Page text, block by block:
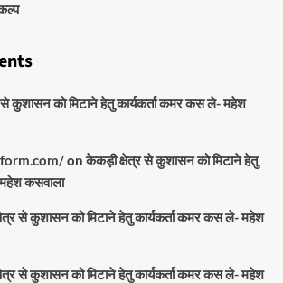
कुशासन को मिटाने हेतु कार्यकर्ता कमर कस ले- महेश
onकेकड़ी क्षेत्र से कुशासन को मिटाने हेतु
कसवाला
से कुशासन को मिटाने हेतु कार्यकर्ता कमर कस ले- महेश
से कुशासन को मिटाने हेतु कार्यकर्ता कमर कस ले- महेश